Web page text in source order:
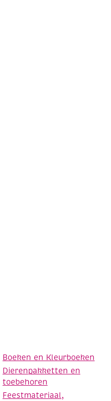
Boeken en Kleurboeken
Dierenpakketten en
toebehoren
Feestmateriaal,